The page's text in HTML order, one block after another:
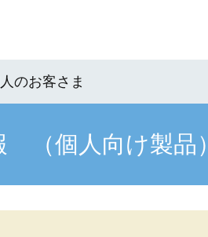
のお客さま
（個人向け製品